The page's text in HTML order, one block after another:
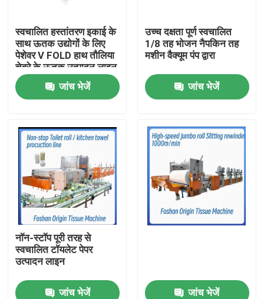
घर
उत्पाद
हमारे बारे में
कारखाने का दौरा
गुणवत्ता नियंत्रण
हमसे संपर्क करें
स्वचालित हस्तांतरण इकाई के
साथ ऊतक उद्योगों के लिए
पेशेवर V FOLD हाथ तौलिया
चेहरे के ऊतक उत्पादन लाइन
जांच भेजें
उच्च दक्षता पूर्ण स्वचालित
1/8 तह भोजन नैपकिन तह
मशीन वैक्यूम पंप द्वारा
जांच भेजें
नॉन-स्टॉप पूरी तरह से
स्वचालित टॉयलेट पेपर
उत्पादन लाइन
जांच भेजें जांच भेजें